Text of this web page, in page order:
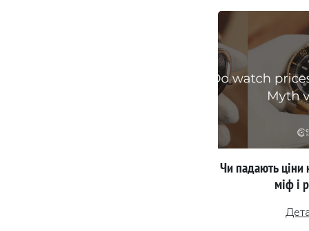
Чи падають ціни
міф і